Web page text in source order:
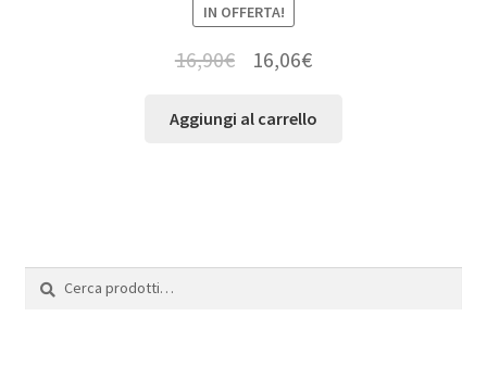
IN OFFERTA!
16,90€ 16,06€
Aggiungi al carrello